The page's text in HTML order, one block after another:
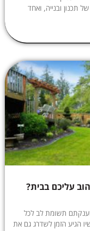
תכנון ובנייה, ואחד
עליכם בבית?
תשומת לב לכל
הגיע הזמן לשדרג גם את